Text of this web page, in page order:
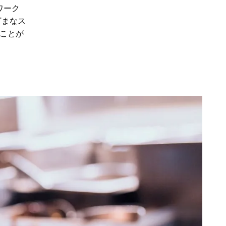
ーク
なス
とが